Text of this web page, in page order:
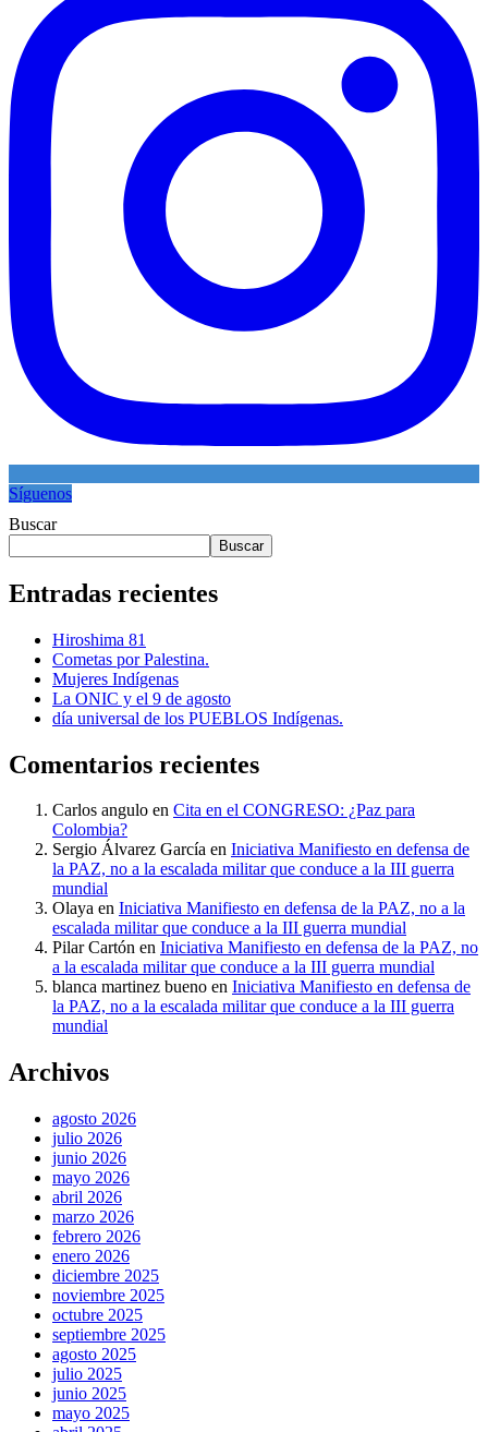
Síguenos
Buscar
Buscar
Entradas recientes
Hiroshima 81
Cometas por Palestina.
Mujeres Indígenas
La ONIC y el 9 de agosto
día universal de los PUEBLOS Indígenas.
Comentarios recientes
Carlos angulo en Cita en el CONGRESO: ¿Paz para
Colombia?
Sergio Álvarez García en Iniciativa Manifiesto en defensa de
la PAZ, no a la escalada militar que conduce a la III guerra
mundial
Olaya en Iniciativa Manifiesto en defensa de la PAZ, no a la
escalada militar que conduce a la III guerra mundial
Pilar Cartón en Iniciativa Manifiesto en defensa de la PAZ, no
a la escalada militar que conduce a la III guerra mundial
blanca martinez bueno en Iniciativa Manifiesto en defensa de
la PAZ, no a la escalada militar que conduce a la III guerra
mundial
Archivos
agosto 2026
julio 2026
junio 2026
mayo 2026
abril 2026
marzo 2026
febrero 2026
enero 2026
diciembre 2025
noviembre 2025
octubre 2025
septiembre 2025
agosto 2025
julio 2025
junio 2025
mayo 2025